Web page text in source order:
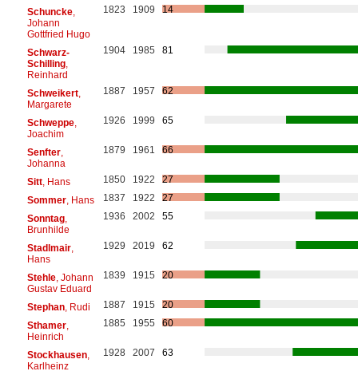
Schuncke,
Johann
Gottfried Hugo
1823 1909 14
Schwarz-
Schilling,
Reinhard
1904 1985 81
Schweikert,
Margarete
1887 1957 62
Schweppe,
Joachim
1926 1999 65
Senfter,
Johanna
1879 1961 66
Sitt, Hans 1850 1922
27
Sommer, Hans 1837 1922
27
Sonntag,
Brunhilde
1936 2002 55
Stadlmair,
Hans
1929 2019 62
Stehle, Johann
Gustav Eduard
1839 1915 20
Stephan, Rudi 1887 1915
20
Sthamer,
Heinrich
1885 1955 60
Stockhausen,
Karlheinz
1928 2007 63